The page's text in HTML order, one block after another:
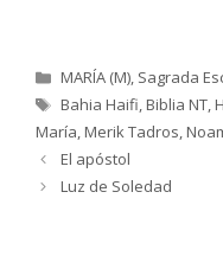
Categorías
MARÍA (M), Sagrada
Etiquetas
Bahia Haifi,Biblia NT,
María,Merik Tadros,
El apóstol
Luz de Soledad